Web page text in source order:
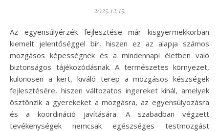
2025.12.15.
Az egyensúlyérzék fejlesztése már kisgyermekkorban
kiemelt jelentőséggel bír, hiszen ez az alapja számos
mozgásos képességnek és a mindennapi életben való
biztonságos tájékozódásnak. A természetes környezet,
különösen a kert, kiváló terep a mozgásos készségek
fejlesztésére, hiszen változatos ingereket kínál, amelyek
ösztönzik a gyerekeket a mozgásra, az egyensúlyozásra
és a koordináció javítására. A szabadban végzett
tevékenységek nemcsak egészséges testmozgást